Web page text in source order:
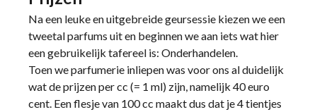
Na een leuke en uitgebreide geursessie kiezen we een
tweetal parfums uit en beginnen we aan iets wat hier
een gebruikelijk tafereel is: Onderhandelen.
Toen we parfumerie inliepen was voor ons al duidelijk
wat de prijzen per cc (= 1 ml) zijn, namelijk 40 euro
cent. Een flesje van 100 cc maakt dus dat je 4 tientjes